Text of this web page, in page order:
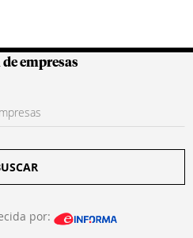
Colombianas
empresas
por: